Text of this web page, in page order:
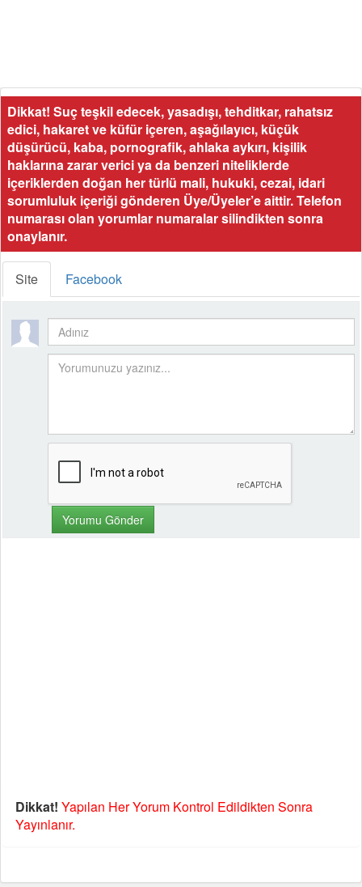
Dikkat! Suç teşkil edecek, yasadışı, tehditkar, rahatsız
edici, hakaret ve küfür içeren, aşağılayıcı, küçük
düşürücü, kaba, pornografik, ahlaka aykırı, kişilik
haklarına zarar verici ya da benzeri niteliklerde
içeriklerden doğan her türlü mali, hukuki, cezai, idari
sorumluluk içeriği gönderen Üye/Üyeler’e aittir. Telefon
numarası olan yorumlar numaralar silindikten sonra
onaylanır.
Site Facebook
Dikkat! Yapılan Her Yorum Kontrol Edildikten Sonra
Yayınlanır.